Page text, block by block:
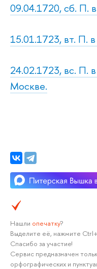
09.04.1720, сб. П.
15.01.1723, вт. П.
24.02.1723, вс. П.
Москве.
Нашли опечатку?
Выделите её, нажмите
Спасибо за участие!
Сервис предназначен
орфографических и